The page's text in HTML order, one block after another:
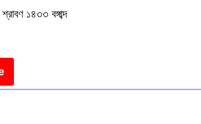
১৪৩৩ বঙ্গাব্দ